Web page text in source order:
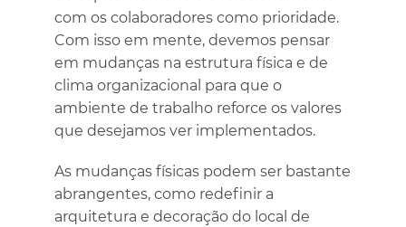
com os colaboradores como prioridade.
Com isso em mente, devemos pensar
em mudanças na estrutura física e de
clima organizacional para que o
ambiente de trabalho reforce os valores
que desejamos ver implementados.
As mudanças físicas podem ser bastante
abrangentes, como redefinir a
arquitetura e decoração do local de